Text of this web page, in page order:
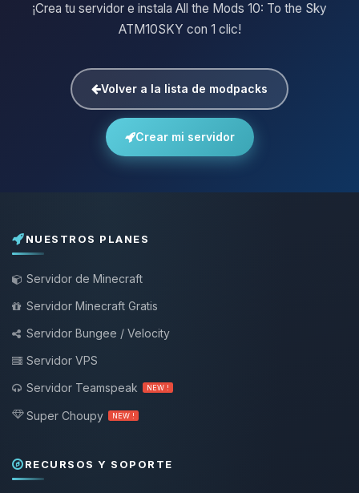
¡Crea tu servidor e instala All the Mods 10: To the Sky
ATM10SKY con 1 clic!
Volver a la lista de modpacks
Crear mi servidor
NUESTROS PLANES
Servidor de Minecraft
Servidor Minecraft Gratis
Servidor Bungee / Velocity
Servidor VPS
Servidor Teamspeak
NEW !
Super Choupy NEW !
RECURSOS Y SOPORTE